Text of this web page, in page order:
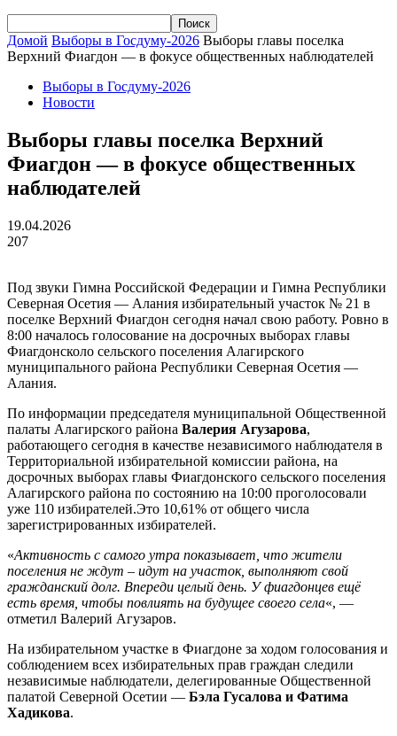
Домой Выборы в Госдуму-2026 Выборы главы поселка
Верхний Фиагдон — в фокусе общественных наблюдателей
Выборы в Госдуму-2026
Новости
Выборы главы поселка Верхний
Фиагдон — в фокусе общественных
наблюдателей
19.04.2026
207
Под звуки Гимна Российской Федерации и Гимна Республики
Северная Осетия — Алания избирательный участок № 21 в
поселке Верхний Фиагдон сегодня начал свою работу. Ровно в
8:00 началось голосование на досрочных выборах главы
Фиагдонсколо сельского поселения Алагирского
муниципального района Республики Северная Осетия —
Алания.
По информации председателя муниципальной Общественной
палаты Алагирского района Валерия Агузарова,
работающего сегодня в качестве независимого наблюдателя в
Территориальной избирательной комиссии района, на
досрочных выборах главы Фиагдонского сельского поселения
Алагирского района по состоянию на 10:00 проголосовали
уже 110 избирателей.Это 10,61% от общего числа
зарегистрированных избирателей.
«Активность с самого утра показывает, что жители
поселения не ждут – идут на участок, выполняют свой
гражданский долг. Впереди целый день. У фиагдонцев ещё
есть время, чтобы повлиять на будущее своего села«, —
отметил Валерий Агузаров.
На избирательном участке в Фиагдоне за ходом голосования и
соблюдением всех избирательных прав граждан следили
независимые наблюдатели, делегированные Общественной
палатой Северной Осетии — Бэла Гусалова и Фатима
Хадикова.